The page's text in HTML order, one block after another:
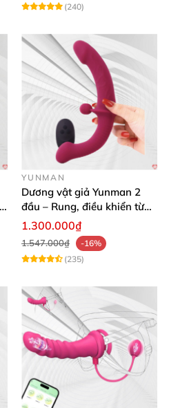
(240)
YUNMAN
Dương vật giả Yunman 2
đầu – Rung, điều khiển từ
xa cho les cực phê
1.300.000₫
1.547.000₫
-16%
(235)